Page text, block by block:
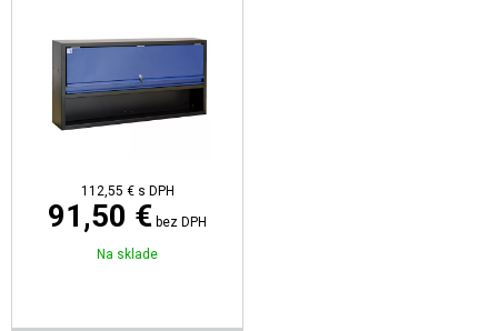
112,55 € s DPH
91,50 € bez DPH
Na sklade